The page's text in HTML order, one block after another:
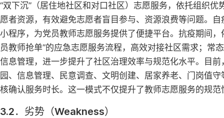
“双下沉”（居住地社区和对口社区）志愿服务，依托组织
愿者资源，有效避免志愿者盲目参与、资源浪费等问题。
小程序，为党员教师志愿服务提供了便捷平台。抗疫期间
员教师抢单”的应急志愿服务流程，高效对接社区需求；常
信息管理，进一步提升了社区治理效率与规范化水平。目
园、信息管理、民意调查、文明创建、居家养老、门岗值
核确认服务时长。这一模式不仅提升了教师志愿服务的规
3.2．劣势（Weakness）